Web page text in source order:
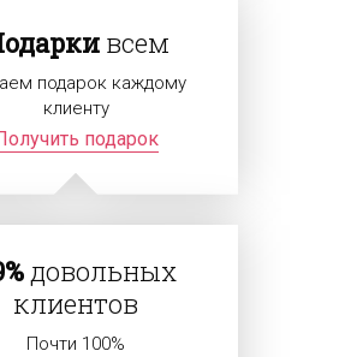
всем
подарок каждому
клиенту
подарок
довольных
клиентов
Почти 100%